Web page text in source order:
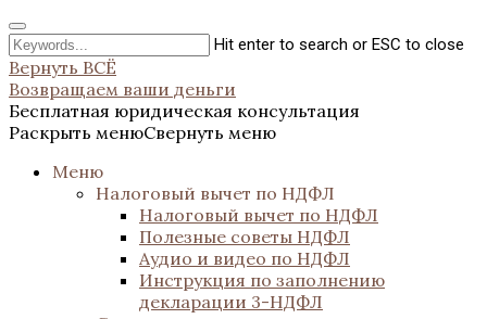
Hit enter to search or ESC to close
Вернуть ВСЁ
Возвращаем ваши деньги
Бесплатная юридическая консультация
Раскрыть менюСвернуть меню
Меню
Налоговый вычет по НДФЛ
Налоговый вычет по НДФЛ
Полезные советы НДФЛ
Аудио и видео по НДФЛ
Инструкция по заполнению
декларации 3-НДФЛ